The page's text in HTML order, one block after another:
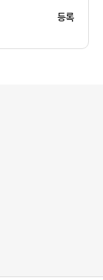
등록